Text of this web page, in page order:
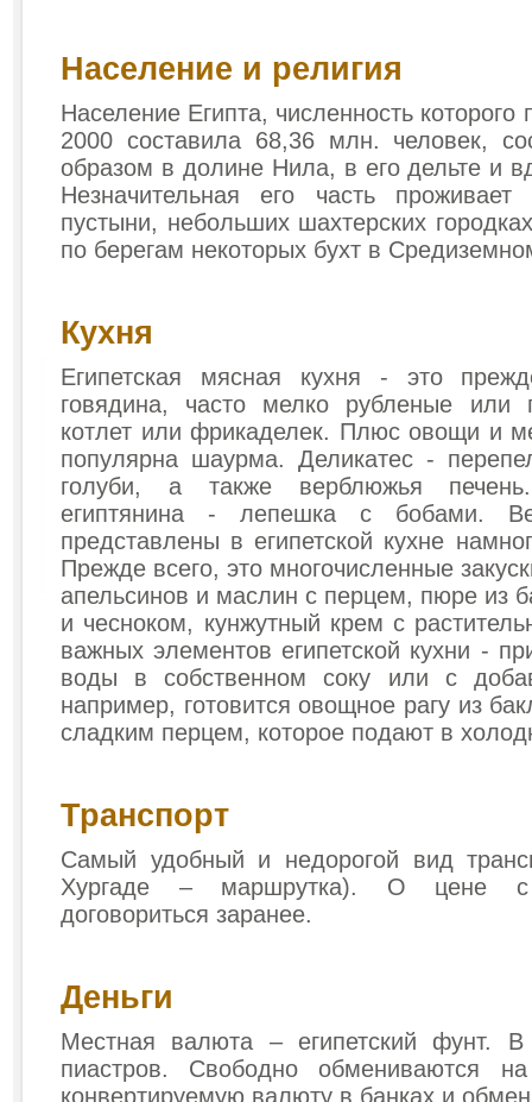
Население и религия
Население Египта, численность которого
2000 составила 68,36 млн. человек,
образом в долине Нила, в его дельте и
Незначительная его часть
пустыни, небольших шахтерских
по берегам некоторых бухт в
Кухня
Египетская мясная кухня - это
говядина, часто мелко рубленые или
котлет или фрикаделек. Плюс овощи и
популярна шаурма. Деликатес -
голуби, а также верблюжья
египтянина - лепешка с бобами.
представлены в египетской кухне
Прежде всего, это многочисленные
апельсинов и маслин с перцем, пюре из
и чесноком, кунжутный крем с
важных элементов египетской кухни -
воды в собственном соку или с
например, готовится овощное рагу из
сладким перцем, которое подают в
Транспорт
Самый удобный и недорогой вид
Хургаде – маршрутка). О цене с
договориться заранее.
Деньги
Местная валюта – египетский фунт.
пиастров. Свободно обмениваются
конвертируемую валюту в банках и